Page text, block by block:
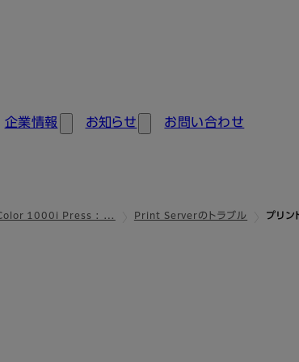
企業情報 お知らせ お問い合わせ
1000i Press : … Print Serverのトラブル プリン